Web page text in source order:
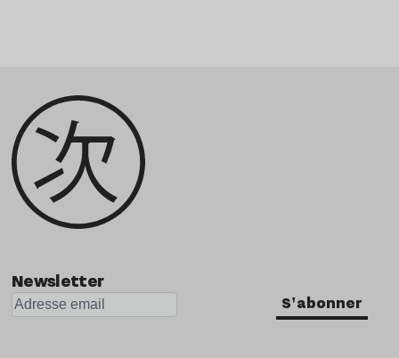
Newsletter
S'abonner